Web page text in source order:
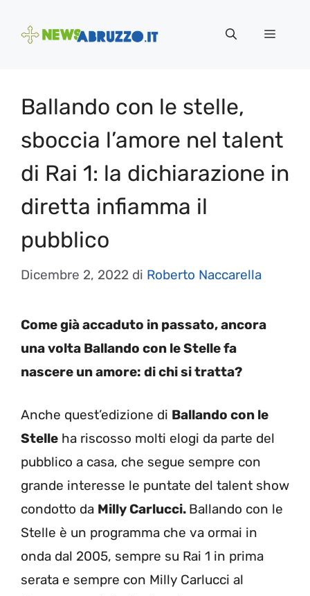
Menu
Ballando con le stelle,
sboccia l’amore nel talent
di Rai 1: la dichiarazione in
diretta infiamma il
pubblico
Dicembre 2, 2022 di Roberto Naccarella
Come già accaduto in passato, ancora
una volta Ballando con le Stelle fa
nascere un amore: di chi si tratta?
Anche quest’edizione di Ballando con le
Stelle ha riscosso molti elogi da parte del
pubblico a casa, che segue sempre con
grande interesse le puntate del talent show
condotto da Milly Carlucci. Ballando con le
Stelle è un programma che va ormai in
onda dal 2005, sempre su Rai 1 in prima
serata e sempre con Milly Carlucci al